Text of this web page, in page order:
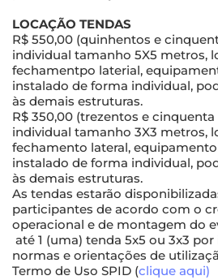
LOCAÇÃO TENDAS
R$ 550,00 (quinhentos e
individual tamanho 5X5 metros,
fechamentpo laterial,
instalado de forma individual,
às demais estruturas.
R$ 350,00 (trezentos e cinquenta
individual tamanho 3X3 metros,
fechamento lateral,
instalado de forma individual,
às demais estruturas.
As tendas estarão
participantes de acordo com o
operacional e de montagem do
até 1 (uma) tenda 5x5 ou 3x3
normas e orientações de
Termo de Uso SPID (clique aqui)